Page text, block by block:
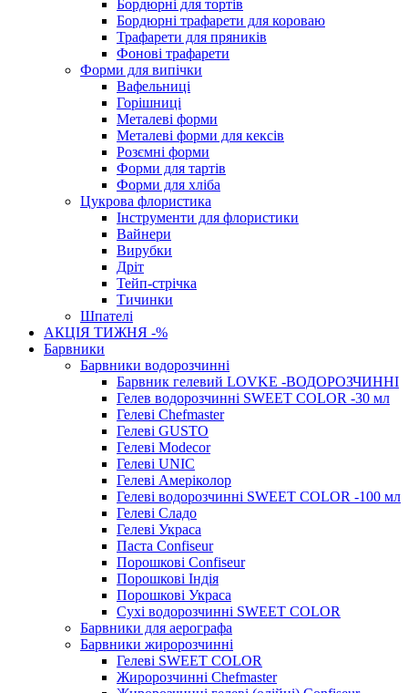
Бордюрні для тортів
Бордюрні трафарети для короваю
Трафарети для пряників
Фонові трафарети
Форми для випічки
Вафельниці
Горішниці
Металеві форми
Металеві форми для кексів
Розємні форми
Форми для тартів
Форми для хліба
Цукрова флористика
Інструменти для флористики
Вайнери
Вирубки
Дріт
Тейп-стрічка
Тичинки
Шпателі
АКЦІЯ ТИЖНЯ -%
Барвники
Барвники водорозчинні
Барвник гелевий LOVKE -ВОДОРОЗЧИННІ
Гелев водорозчинні SWEET COLOR -30 мл
Гелеві Chefmaster
Гелеві GUSTO
Гелеві Modecor
Гелеві UNIC
Гелеві Амеріколор
Гелеві водорозчинні SWEET COLOR -100 мл
Гелеві Сладо
Гелеві Украса
Паста Confiseur
Порошкові Confiseur
Порошкові Індія
Порошкові Украса
Сухі водорозчинні SWEET COLOR
Барвники для аерографа
Барвники жиророзчинні
Гелеві SWEET COLOR
Жиророзчинні Chefmaster